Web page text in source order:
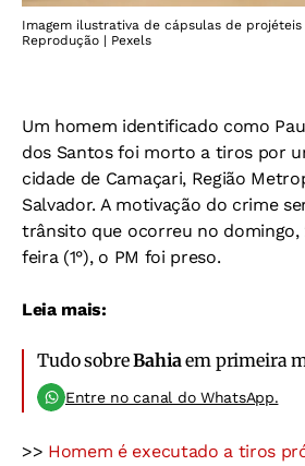
Imagem ilustrativa de cápsulas de
Reprodução | Pexels
Um homem identificado como
dos Santos foi morto a tiros por
cidade de Camaçari, Região
Salvador. A motivação do crime
trânsito que ocorreu no domingo,
feira (1°), o PM foi preso.
Leia mais:
Tudo sobreBahiaem primeira
Entre no canal do WhatsApp.
>> Homem é executado a tiros